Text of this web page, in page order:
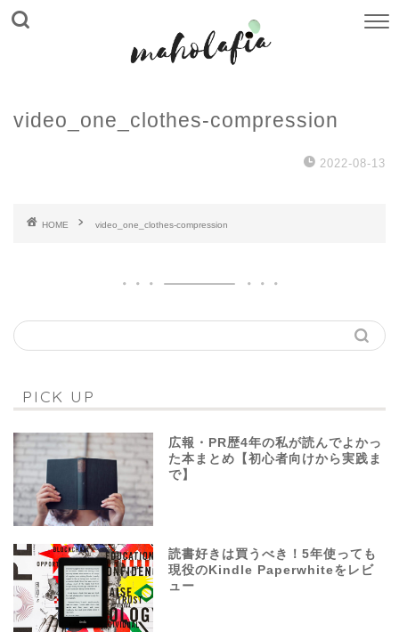
video_one_clothes-compression
2022-08-13
HOME video_one_clothes-compression
PICK UP
広報・PR歴4年の私が読んでよかっ
た本まとめ【初心者向けから実践ま
で】
読書好きは買うべき！5年使っても
現役のKindle Paperwhiteをレビ
ュー